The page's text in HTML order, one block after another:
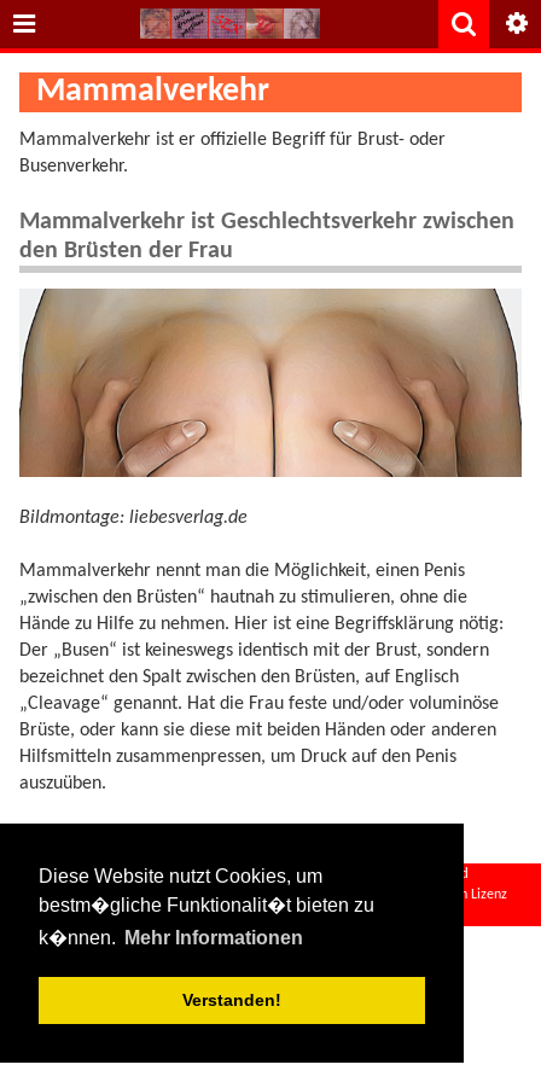
Diese Website nutzt Cookies, um
bestm�gliche Funktionalit�t bieten zu
k�nnen.
Mehr Informationen
Verstanden!
Mammalverkehr
Mammalverkehr ist er offizielle Begriff für Brust- oder
Busenverkehr.
Mammalverkehr ist Geschlechtsverkehr zwischen
den Brüsten der Frau
Bildmontage: liebesverlag.de
Mammalverkehr nennt man die Möglichkeit, einen Penis
„zwischen den Brüsten“ hautnah zu stimulieren, ohne die
Hände zu Hilfe zu nehmen. Hier ist eine Begriffsklärung nötig:
Der „Busen“ ist keineswegs identisch mit der Brust, sondern
bezeichnet den Spalt zwischen den Brüsten, auf Englisch
„Cleavage“ genannt. Hat die Frau feste und/oder voluminöse
Brüste, oder kann sie diese mit beiden Händen oder anderen
Hilfsmitteln zusammenpressen, um Druck auf den Penis
auszuüben.
mammalverkehr.txt· Zuletzt geändert:2024/09/12 13:42 sehpferd
Falls nicht anders bezeichnet, ist der Inhalt dieses Wikis unter der folgenden Lizenz
veröffentlicht:
CC Attribution-Share Alike 4.0 International